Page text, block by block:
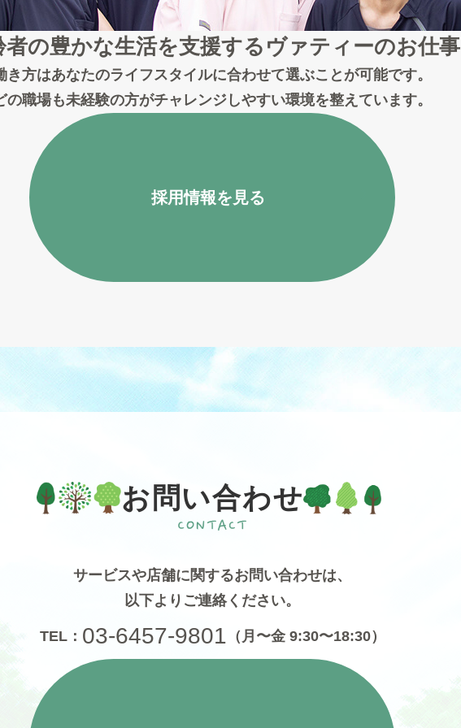
者の豊かな生活を支援する ヴァティーのお仕事
き方はあなたのライフスタイルに合わせて選ぶことが可能です。
の職場も未経験の方がチャレンジしやすい環境を整えています。
採用情報を見る
お問い合わせ
サービスや店舗に関するお問い合わせは、
以下よりご連絡ください。
TEL： 03-6457-9801 （月〜金 9:30〜18:30）